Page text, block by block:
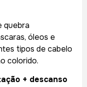
quebra
óleos e
tipos de cabelo
colorido.
+ descanso